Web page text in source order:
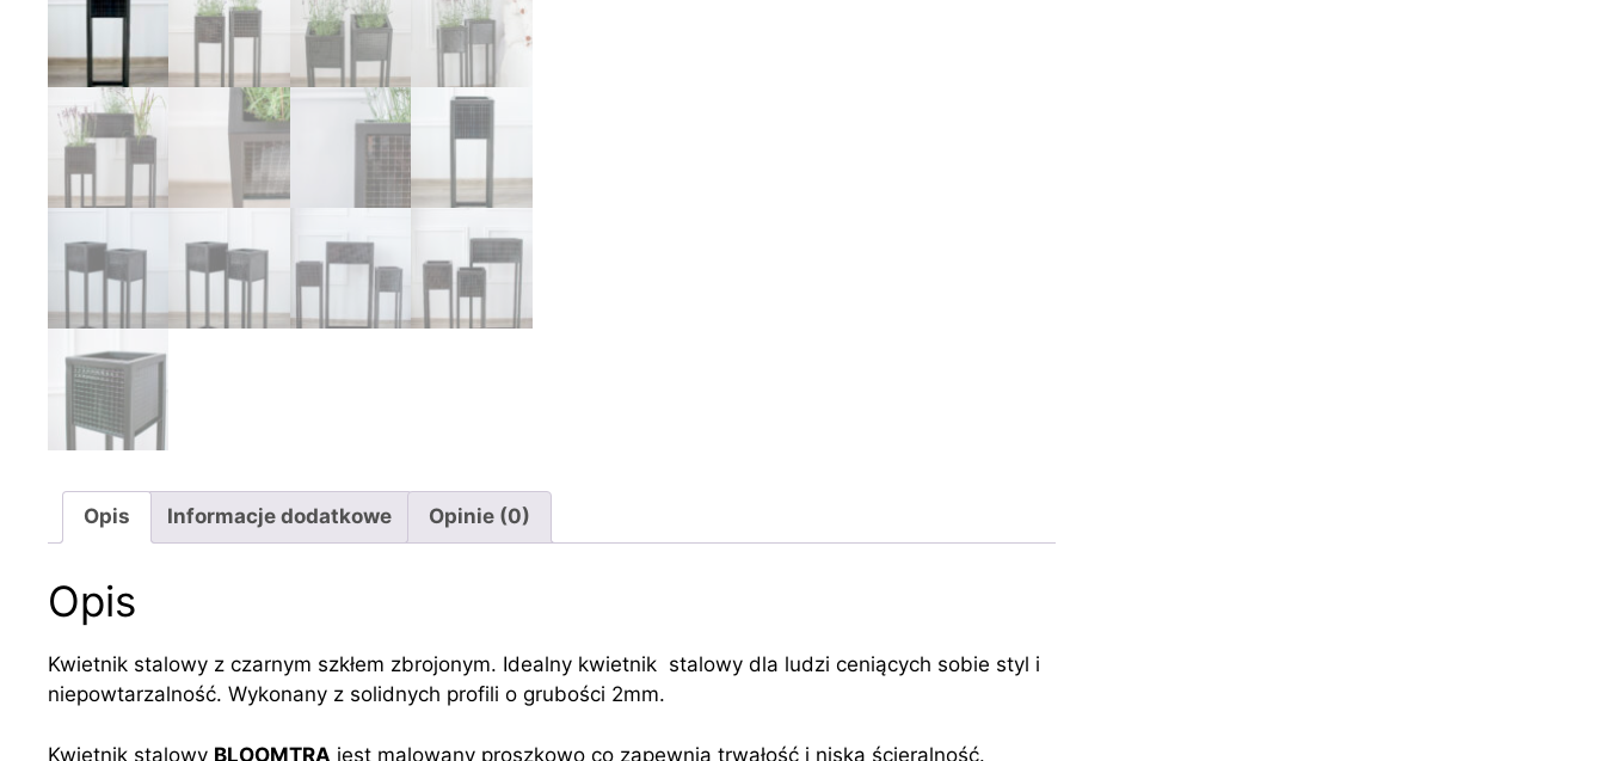
Opis Informacje dodatkowe Opinie (0)
Opis
Kwietnik stalowy z czarnym szkłem zbrojonym. Idealny kwietnik stalowy dla ludzi ceniących sobie styl i
niepowtarzalność. Wykonany z solidnych profili o grubości 2mm.
Kwietnik stalowy BLOOMTRA jest malowany proszkowo co zapewnia trwałość i niską ścieralność.